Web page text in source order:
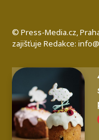
© Press-Media.cz,
zajišťuje Redakce: